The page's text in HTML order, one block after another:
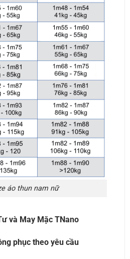
áo thun nam nữ
và May Mặc TNano
phục theo yêu cầu